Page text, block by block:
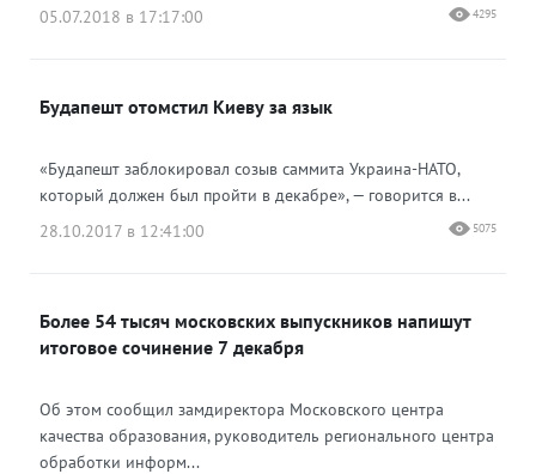
05.07.2018 в 17:17:00
4295
Будапешт отомстил Киеву за язык
«Будапешт заблокировал созыв саммита Украина-НАТО,
который должен был пройти в декабре», — говорится в...
28.10.2017 в 12:41:00
5075
Более 54 тысяч московских выпускников напишут
итоговое сочинение 7 декабря
Об этом сообщил замдиректора Московского центра
качества образования, руководитель регионального центра
обработки информ...